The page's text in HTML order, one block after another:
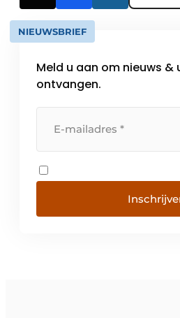
NIEUWSBRIEF
Meld u aan om nieuws
ontvangen.